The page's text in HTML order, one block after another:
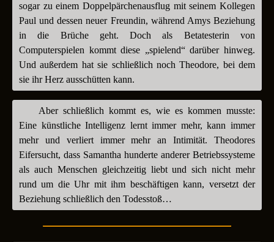
sogar zu einem Doppelpärchenausflug mit seinem Kollegen
Paul und dessen neuer Freundin, während Amys Beziehung
in die Brüche geht. Doch als Betatesterin von
Computerspielen kommt diese „spielend“ darüber hinweg.
Und außerdem hat sie schließlich noch Theodore, bei dem
sie ihr Herz ausschütten kann.
Aber schließlich kommt es, wie es kommen musste:
Eine künstliche Intelligenz lernt immer mehr, kann immer
mehr und verliert immer mehr an Intimität. Theodores
Eifersucht, dass Samantha hunderte anderer Betriebssysteme
als auch Menschen gleichzeitig liebt und sich nicht mehr
rund um die Uhr mit ihm beschäftigen kann, versetzt der
Beziehung schließlich den Todesstoß…